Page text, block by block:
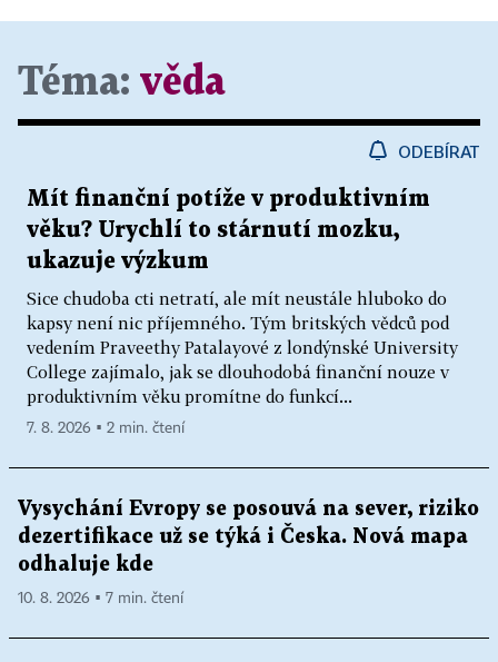
Téma: věda
ODEBÍRAT
Mít finanční potíže v produktivním
věku? Urychlí to stárnutí mozku,
ukazuje výzkum
Sice chudoba cti netratí, ale mít neustále hluboko do
kapsy není nic příjemného. Tým britských vědců pod
vedením Praveethy Patalayové z londýnské University
College zajímalo, jak se dlouhodobá finanční nouze v
produktivním věku promítne do funkcí...
7. 8. 2026 ▪ 2 min. čtení
Vysychání Evropy se posouvá na sever, riziko
dezertifikace už se týká i Česka. Nová mapa
odhaluje kde
10. 8. 2026 ▪ 7 min. čtení